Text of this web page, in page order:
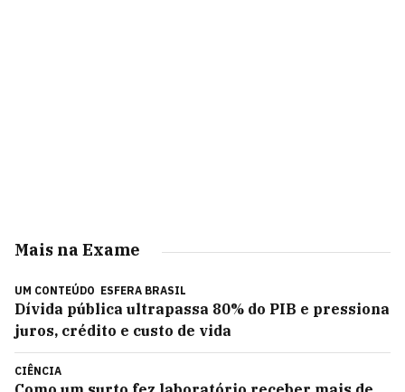
Mais na Exame
UM CONTEÚDO ESFERA BRASIL
Dívida pública ultrapassa 80% do PIB e pressiona
juros, crédito e custo de vida
CIÊNCIA